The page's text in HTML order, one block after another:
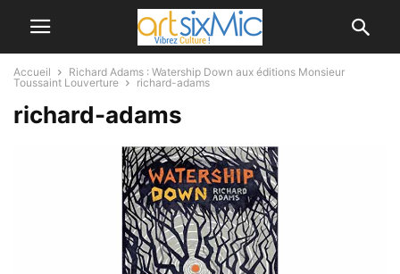
Accueil
Richard Adams : Watership Down aux éditions Monsieur
Toussaint Louverture
richard-adams
richard-adams